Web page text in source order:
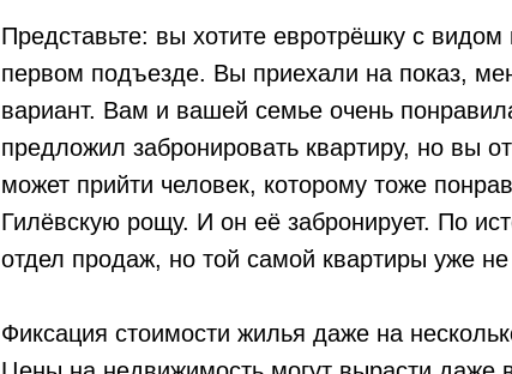
Представьте: вы хотите евротрёшку с
первом подъезде. Вы приехали на показ,
вариант. Вам и вашей семье очень
предложил забронировать квартиру, но вы
может прийти человек, которому тоже
Гилёвскую рощу. И он её забронирует. По
отдел продаж, но той самой квартиры уже не
Фиксация стоимости жилья даже на